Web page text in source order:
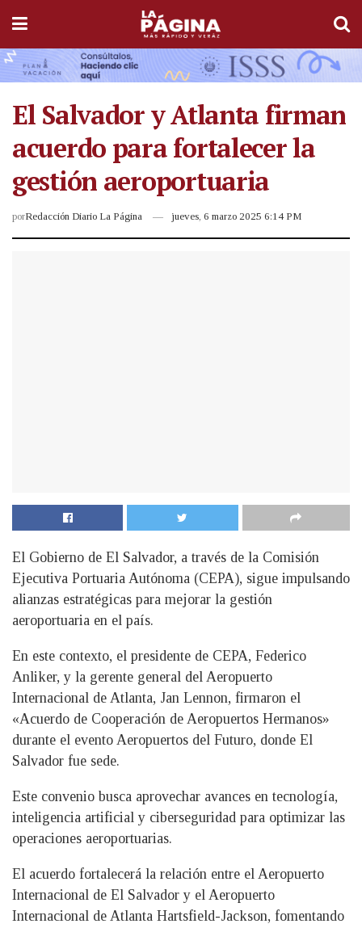
El Salvador y Atlanta firman
acuerdo para fortalecer la
gestión aeroportuaria
porRedacción Diario La Página jueves, 6 marzo 2025 6:14 PM
El Gobierno de El Salvador, a través de la Comisión
Ejecutiva Portuaria Autónoma (CEPA), sigue impulsando
alianzas estratégicas para mejorar la gestión
aeroportuaria en el país.
En este contexto, el presidente de CEPA, Federico
Anliker, y la gerente general del Aeropuerto
Internacional de Atlanta, Jan Lennon, firmaron el
«Acuerdo de Cooperación de Aeropuertos Hermanos»
durante el evento Aeropuertos del Futuro, donde El
Salvador fue sede.
Este convenio busca aprovechar avances en tecnología,
inteligencia artificial y ciberseguridad para optimizar las
operaciones aeroportuarias.
El acuerdo fortalecerá la relación entre el Aeropuerto
Internacional de El Salvador y el Aeropuerto
Internacional de Atlanta Hartsfield-Jackson, fomentando